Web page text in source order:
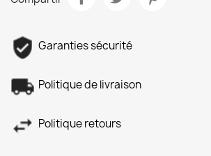
Garanties sécurité
Politique de livraison
Politique retours